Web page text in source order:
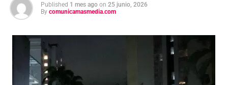
Published 1 mes ago on 25 junio, 2026
By comunicamasmedia.com